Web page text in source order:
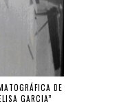
DE
GARCIA”